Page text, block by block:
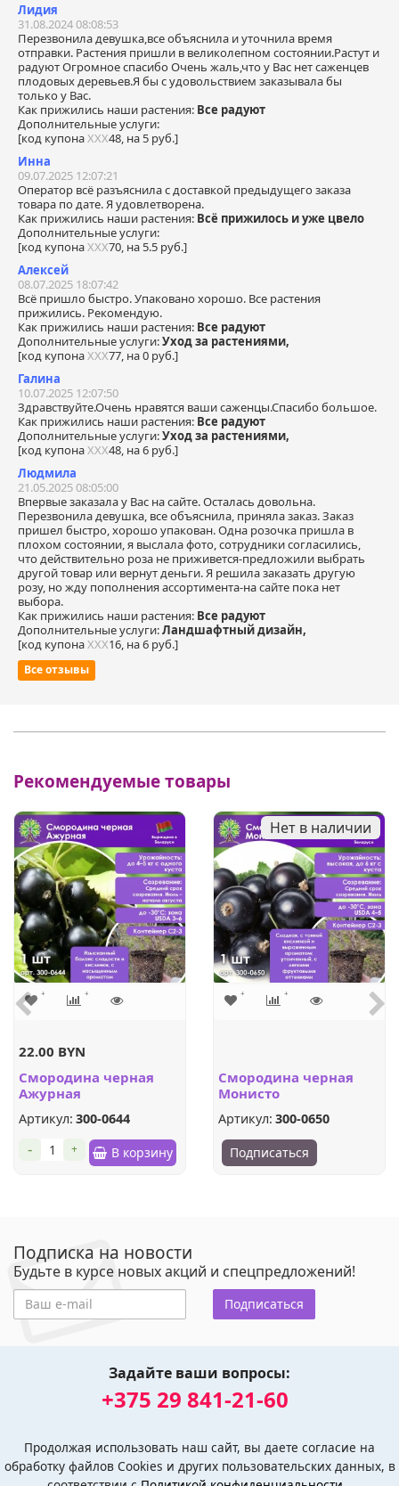
Лидия
31.08.2024 08:08:53
Перезвонила девушка,все объяснила и уточнила время
отправки. Растения пришли в великолепном состоянии.Растут и
радуют Огромное спасибо Очень жаль,что у Вас нет саженцев
плодовых деревьев.Я бы с удовольствием заказывала бы
только у Вас.
Как прижились наши растения: Все радуют
Дополнительные услуги:
[код купонаХХХ48, на 5 руб.]
Инна
09.07.2025 12:07:21
Оператор всё разъяснила с доставкой предыдущего заказа
товара по дате. Я удовлетворена.
Как прижились наши растения: Всё прижилось и уже цвело
Дополнительные услуги:
[код купонаХХХ70, на 5.5 руб.]
Алексей
08.07.2025 18:07:42
Всё пришло быстро. Упаковано хорошо. Все растения
прижились. Рекомендую.
Как прижились наши растения: Все радуют
Дополнительные услуги:Уход за растениями,
[код купонаХХХ77, на 0 руб.]
Галина
10.07.2025 12:07:50
Здравствуйте.Очень нравятся ваши саженцы.Спасибо большое.
Как прижились наши растения: Все радуют
Дополнительные услуги:Уход за растениями,
[код купонаХХХ48, на 6 руб.]
Людмила
21.05.2025 08:05:00
Впервые заказала у Вас на сайте. Осталась довольна.
Перезвонила девушка, все объяснила, приняла заказ. Заказ
пришел быстро, хорошо упакован. Одна розочка пришла в
плохом состоянии, я выслала фото, сотрудники согласились,
что действительно роза не приживется-предложили выбрать
другой товар или вернут деньги. Я решила заказать другую
розу, но жду пополнения ассортимента-на сайте пока нет
выбора.
Как прижились наши растения: Все радуют
Дополнительные услуги:Ландшафтный дизайн,
[код купонаХХХ16, на 6 руб.]
Все отзывы
Рекомендуемые товары
22.00 BYN
Смородина черная
Ажурная
Артикул: 300-0644
+
- В корзину
Нет в наличии
Смородина черная
Монисто
Артикул: 300-0650
Подписаться
Подписка на новости
Будьте в курсе новых акций и спецпредложений!
Подписаться
Задайте ваши вопросы:
+375 29 841-21-60
Продолжая использовать наш сайт, вы даете согласие на
обработку файлов Cookies и других пользовательских данных, в